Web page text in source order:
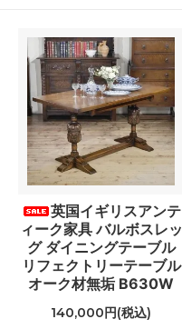
英国イギリスアンテ
ィーク家具 バルボスレッ
グ ダイニングテーブル
リフェクトリーテーブル
オーク材無垢 B630W
140,000円(税込)